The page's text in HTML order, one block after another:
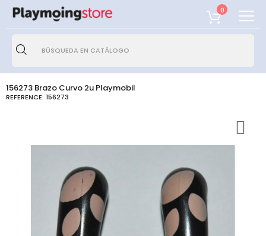
0
156273 Brazo Curvo 2u Playmobil
REFERENCE: 156273